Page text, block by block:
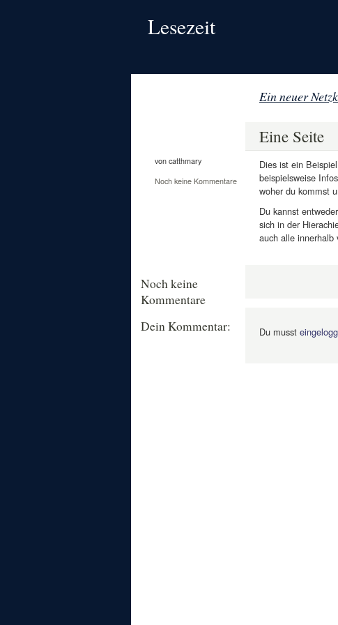
Lesezeit
Ein neuer
von catthmary
Noch keine Kommentare
Eine Seite
Dies ist ein
beispielsweise
woher du kommst
Du kannst
sich in der
auch alle innerhalb
Noch keine
Kommentare
Dein Kommentar:
Du musst